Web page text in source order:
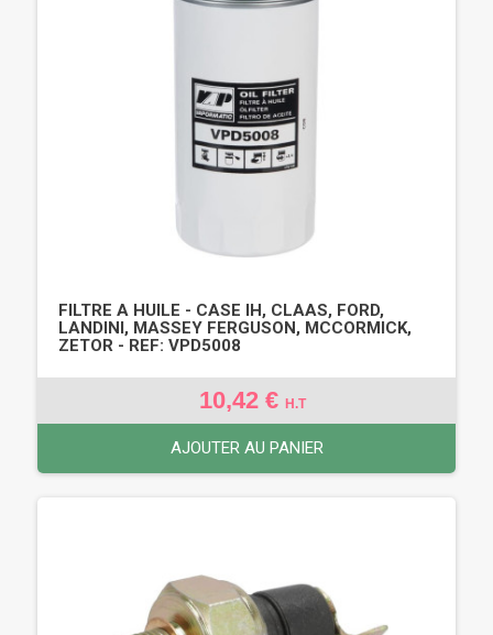
FILTRE A HUILE - CASE IH, CLAAS, FORD,
LANDINI, MASSEY FERGUSON, MCCORMICK,
ZETOR - REF: VPD5008
10,42 € H.T
AJOUTER AU PANIER